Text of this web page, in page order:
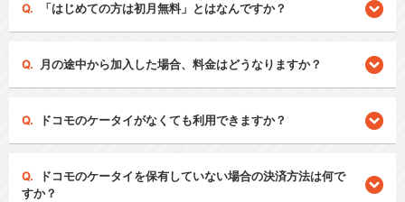
「はじめての方は初月無料」とはなんですか？
月の途中から加入した場合、料金はどうなりますか？
ドコモのケータイがなくても利用できますか？
ドコモのケータイを保有していない場合の決済方法は何で
すか？